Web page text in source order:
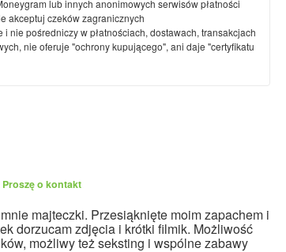
lub innych anonimowych serwisów płatności
akceptuj czeków zagranicznych
nie pośredniczy w płatnościach, dostawach, transakcjach
nie oferuje "ochrony kupującego", ani daje "certyfikatu
Proszę o kontakt
majteczki. Przesiąknięte moim zapachem i
dorzucam zdjęcia i krótki filmik. Możliwość
możliwy też seksting i wspólne zabawy